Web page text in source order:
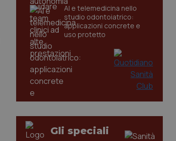
AI e telemedicina nello
studio odontoiatrico:
applicazioni concrete e
uso protetto
Gli speciali